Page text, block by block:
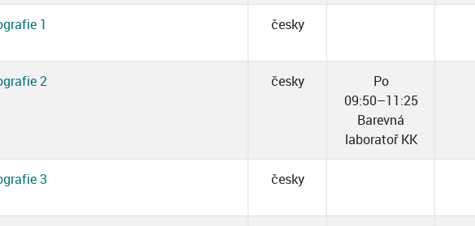
1 česky
2 česky
Po
09:50–11:25
Barevná
laboratoř KK
3 česky